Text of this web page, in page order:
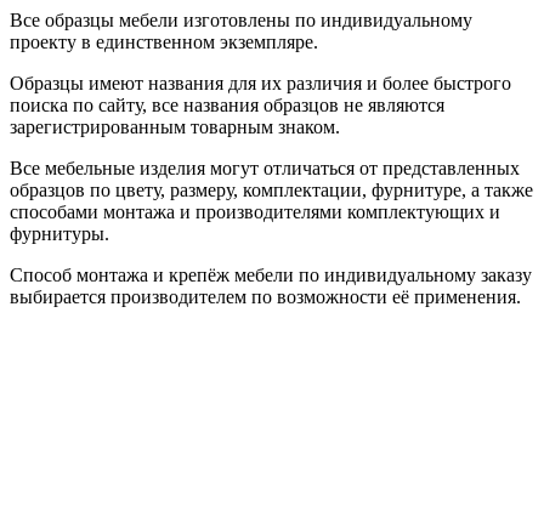
Все образцы мебели изготовлены по индивидуальному
проекту в единственном экземпляре.
Образцы имеют названия для их различия и более быстрого
поиска по сайту, все названия образцов не являются
зарегистрированным товарным знаком.
Все мебельные изделия могут отличаться от представленных
образцов по цвету, размеру, комплектации, фурнитуре, а также
способами монтажа и производителями комплектующих и
фурнитуры.
Способ монтажа и крепёж мебели по индивидуальному заказу
выбирается производителем по возможности её применения.